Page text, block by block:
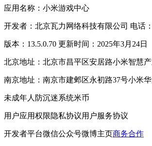
应用名称：小米游戏中心
开发者：北京瓦力网络科技有限公司 电话
版本：13.5.0.70 更新时间：2025年3月24日
北京地址：北京市昌平区安居路小米智慧产
南京地址：南京市建邺区永初路37号小米
未成年人防沉迷系统米币
用户应用权限隐私协议用户服务协议
开发者平台微信公众号微博主页商务合作